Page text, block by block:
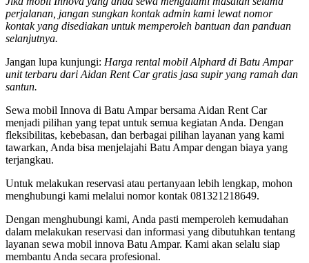
perjalanan, jangan sungkan kontak admin kami lewat nomor
kontak yang disediakan untuk memperoleh bantuan dan panduan
selanjutnya.
Jangan lupa kunjungi: Harga rental mobil Alphard di Batu Ampar
unit terbaru dari Aidan Rent Car gratis jasa supir yang ramah dan
santun.
Sewa mobil Innova di Batu Ampar bersama Aidan Rent Car
menjadi pilihan yang tepat untuk semua kegiatan Anda. Dengan
fleksibilitas, kebebasan, dan berbagai pilihan layanan yang kami
tawarkan, Anda bisa menjelajahi Batu Ampar dengan biaya yang
terjangkau.
Untuk melakukan reservasi atau pertanyaan lebih lengkap, mohon
menghubungi kami melalui nomor kontak 081321218649.
Dengan menghubungi kami, Anda pasti memperoleh kemudahan
dalam melakukan reservasi dan informasi yang dibutuhkan tentang
layanan sewa mobil innova Batu Ampar. Kami akan selalu siap
membantu Anda secara profesional.